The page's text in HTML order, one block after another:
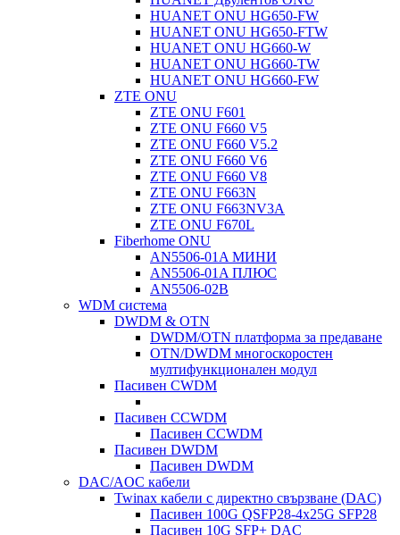
HUANET ONU HG650-FW
HUANET ONU HG650-FTW
HUANET ONU HG660-W
HUANET ONU HG660-TW
HUANET ONU HG660-FW
ZTE ONU
ZTE ONU F601
ZTE ONU F660 V5
ZTE ONU F660 V5.2
ZTE ONU F660 V6
ZTE ONU F660 V8
ZTE ONU F663N
ZTE ONU F663NV3A
ZTE ONU F670L
Fiberhome ONU
AN5506-01A МИНИ
AN5506-01A ПЛЮС
AN5506-02B
WDM система
DWDM & OTN
DWDM/OTN платформа за предаване
OTN/DWDM многоскоростен
мултифункционален модул
Пасивен CWDM
Пасивен CCWDM
Пасивен CCWDM
Пасивен DWDM
Пасивен DWDM
DAC/AOC кабели
Twinax кабели с директно свързване (DAC)
Пасивен 100G QSFP28-4x25G SFP28
Пасивен 10G SFP+ DAC